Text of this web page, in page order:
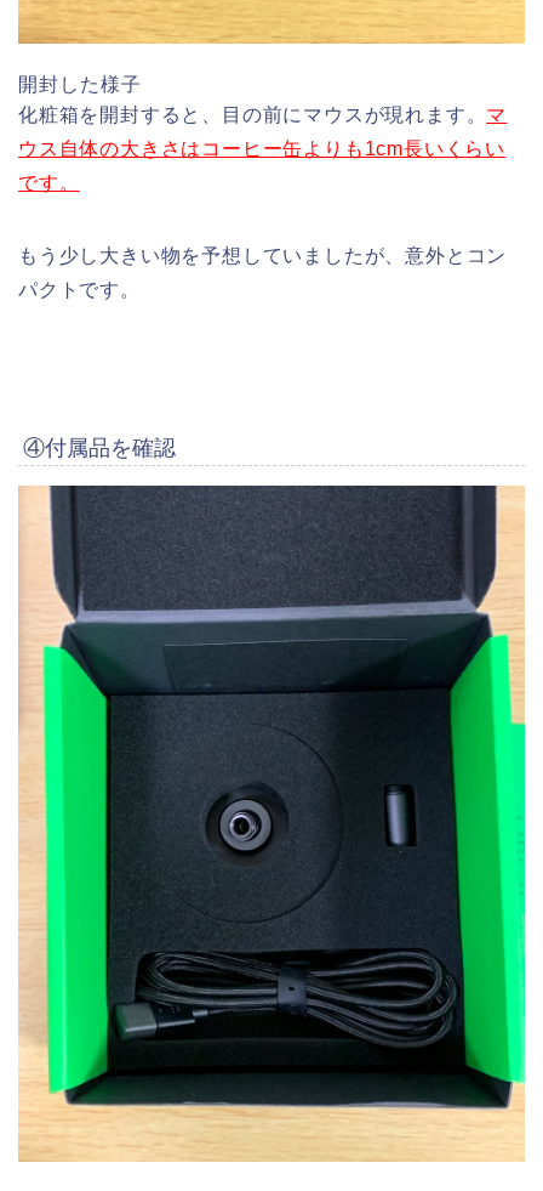
開封した様子
化粧箱を開封すると、目の前にマウスが現れます。 マ
ウス自体の大きさはコーヒー缶よりも1cm長いくらい
です。
もう少し大きい物を予想していましたが、意外とコン
パクトです。
④付属品を確認